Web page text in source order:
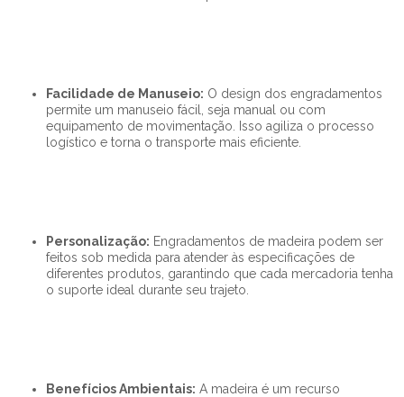
Facilidade de Manuseio: O design dos engradamentos
permite um manuseio fácil, seja manual ou com
equipamento de movimentação. Isso agiliza o processo
logístico e torna o transporte mais eficiente.
Personalização: Engradamentos de madeira podem ser
feitos sob medida para atender às especificações de
diferentes produtos, garantindo que cada mercadoria tenha
o suporte ideal durante seu trajeto.
Benefícios Ambientais: A madeira é um recurso